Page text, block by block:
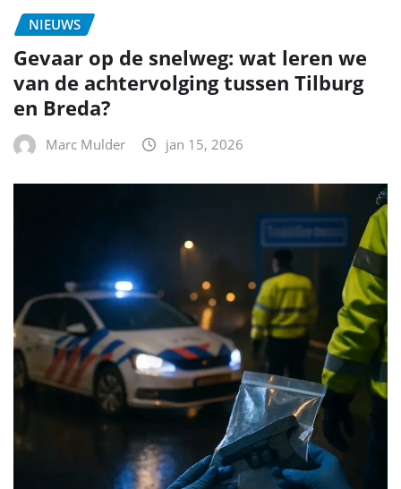
NIEUWS
Gevaar op de snelweg: wat leren we
van de achtervolging tussen Tilburg
en Breda?
Marc Mulder jan 15, 2026